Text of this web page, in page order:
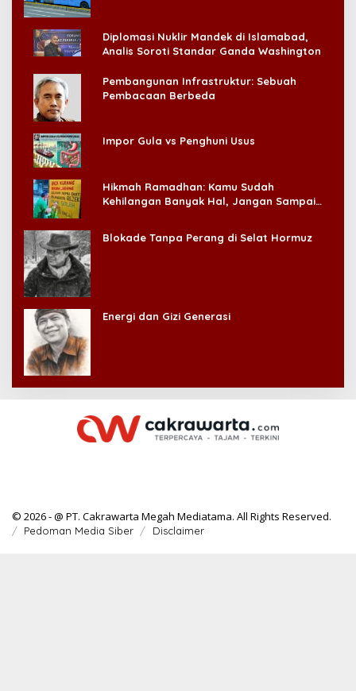
Diplomasi Nuklir Mandek di Islamabad,
Analis Soroti Standar Ganda Washington
Pembangunan Infrastruktur: Sebuah
Pembacaan Berbeda
Impor Gula vs Penghuni Usus
Hikmah Ramadhan: Kamu Sudah
Kehilangan Banyak Hal, Jangan Sampai
Blokade Tanpa Perang di Selat Hormuz
Energi dan Gizi Generasi
© 2026 - @ PT. Cakrawarta Megah Mediatama. All Rights Reserved.
Pedoman Media Siber Disclaimer